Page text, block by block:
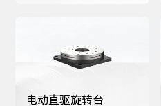
电动直驱旋转台